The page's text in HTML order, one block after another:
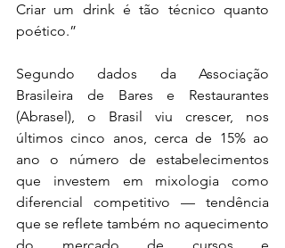
Criar um drink é tão técnico quanto
poético.”
Segundo dados da Associação
Brasileira de Bares e Restaurantes
(Abrasel), o Brasil viu crescer, nos
últimos cinco anos, cerca de 15% ao
ano o número de estabelecimentos
que investem em mixologia como
diferencial competitivo — tendência
que se reflete também no aquecimento